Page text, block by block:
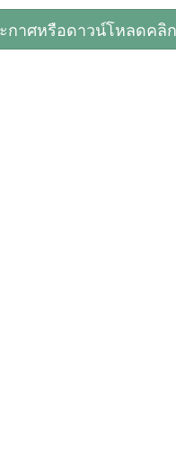
กาศหรือดาวน์โหลดคลิ